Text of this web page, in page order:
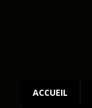
ACCUEIL